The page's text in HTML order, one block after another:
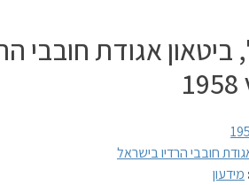
ביטאון אגודת חובבי
חובבי הרדיו בישראל
מידעון